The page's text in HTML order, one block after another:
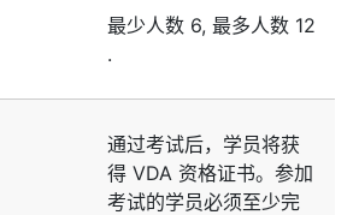
最少人数 6, 最多人数 12
.
通过考试后，学员将获
得 VDA 资格证书。参加
考试的学员必须至少完